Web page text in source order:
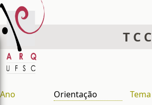
TCC
Ano
Orientação
Tema